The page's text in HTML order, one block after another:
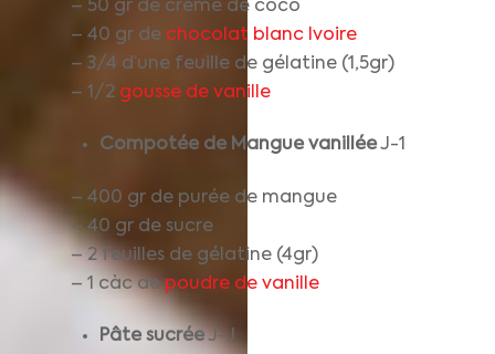
– 50 gr de crème de coco
– 40 gr de chocolat blanc Ivoire
– 3/4 d’une feuille de gélatine (1,5gr)
– 1/2 gousse de vanille
Compotée de Mangue vanilléeJ-1
– 400 gr de purée de mangue
– 40 gr de sucre
– 2 feuilles de gélatine (4gr)
– 1 càc de poudre de vanille
Pâte sucréeJ-J